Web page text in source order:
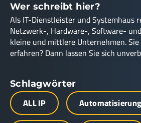
Wer schreibt hier?
Als IT-Dienstleister und Systemhaus
Netzwerk-, Hardware-, Software-
kleine und mittlere Unternehmen.
erfahren? Dann lassen Sie sich
Schlagwörter
ALL IP
Automatisierung